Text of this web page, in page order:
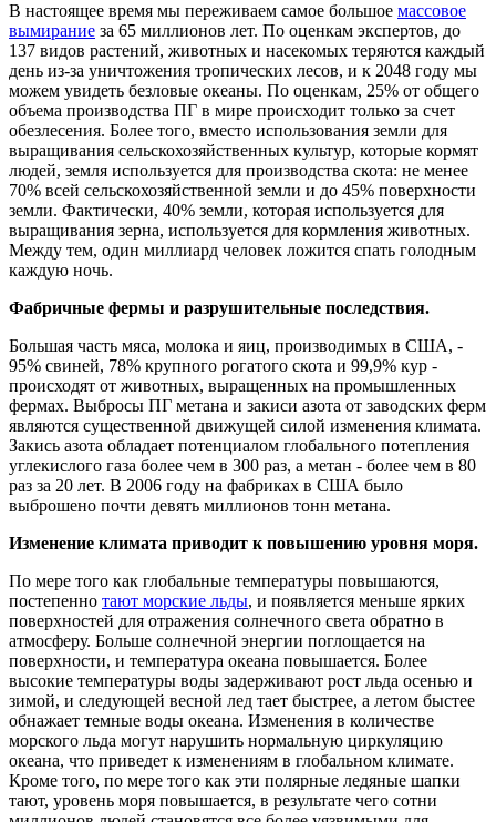
В настоящее время мы переживаем самое большое массовое
вымирание за 65 миллионов лет. По оценкам экспертов, до
137 видов растений, животных и насекомых теряются каждый
день из-за уничтожения тропических лесов, и к 2048 году мы
можем увидеть безловые океаны. По оценкам, 25% от общего
объема производства ПГ в мире происходит только за счет
обезлесения. Более того, вместо использования земли для
выращивания сельскохозяйственных культур, которые кормят
людей, земля используется для производства скота: не менее
70% всей сельскохозяйственной земли и до 45% поверхности
земли. Фактически, 40% земли, которая используется для
выращивания зерна, используется для кормления животных.
Между тем, один миллиард человек ложится спать голодным
каждую ночь.
Фабричные фермы и разрушительные последствия.
Большая часть мяса, молока и яиц, производимых в США, -
95% свиней, 78% крупного рогатого скота и 99,9% кур -
происходят от животных, выращенных на промышленных
фермах. Выбросы ПГ метана и закиси азота от заводских ферм
являются существенной движущей силой изменения климата.
Закись азота обладает потенциалом глобального потепления
углекислого газа более чем в 300 раз, а метан - более чем в 80
раз за 20 лет. В 2006 году на фабриках в США было
выброшено почти девять миллионов тонн метана.
Изменение климата приводит к повышению уровня моря.
По мере того как глобальные температуры повышаются,
постепенно тают морские льды, и появляется меньше ярких
поверхностей для отражения солнечного света обратно в
атмосферу. Больше солнечной энергии поглощается на
поверхности, и температура океана повышается. Более
высокие температуры воды задерживают рост льда осенью и
зимой, и следующей весной лед тает быстрее, а летом быстее
обнажает темные воды океана. Изменения в количестве
морского льда могут нарушить нормальную циркуляцию
океана, что приведет к изменениям в глобальном климате.
Кроме того, по мере того как эти полярные ледяные шапки
тают, уровень моря повышается, в результате чего сотни